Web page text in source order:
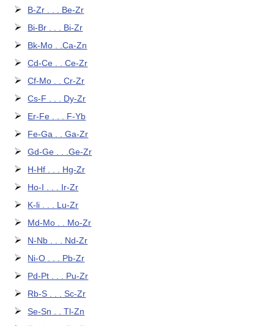
B-Zr . . . Be-Zr
Bi-Br . . . Bi-Zr
Bk-Mo . .Ca-Zn
Cd-Ce . . Ce-Zr
Cf-Mo . . Cr-Zr
Cs-F . . . Dy-Zr
Er-Fe . . . F-Yb
Fe-Ga . . Ga-Zr
Gd-Ge . . .Ge-Zr
H-Hf . . . Hg-Zr
Ho-I . . . Ir-Zr
K-li . . . Lu-Zr
Md-Mo . . Mo-Zr
N-Nb . . . Nd-Zr
Ni-O . . . Pb-Zr
Pd-Pt . . . Pu-Zr
Rb-S . . . Sc-Zr
Se-Sn . . Tl-Zn